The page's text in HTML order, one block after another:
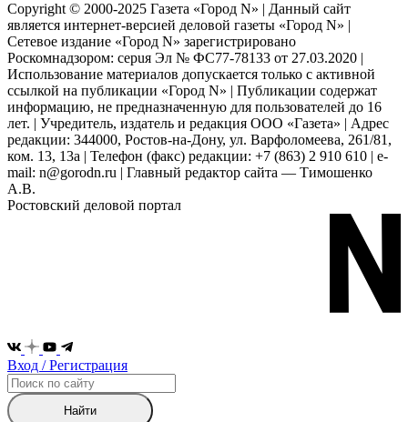
Copyright © 2000-2025 Газета «Город N» | Данный сайт
является интернет-версией деловой газеты «Город N» |
Сетевое издание «Город N» зарегистрировано
Роскомнадзором: серuя Эл № ФС77-78133 от 27.03.2020 |
Использование материалов допускается только с активной
ссылкой на публикации «Город N» | Публикации содержат
информацию, не предназначенную для пользователей до 16
лет. | Учредитель, издатель и редакция ООО «Газета» | Адрес
редакции: 344000, Ростов-на-Дону, ул. Варфоломеева, 261/81,
ком. 13, 13а | Телефон (факс) редакции: +7 (863) 2 910 610 | e-
mail: n@gorodn.ru | Главный редактор сайта — Тимошенко
А.В.
Ростовский деловой портал
Вход / Регистрация
Найти